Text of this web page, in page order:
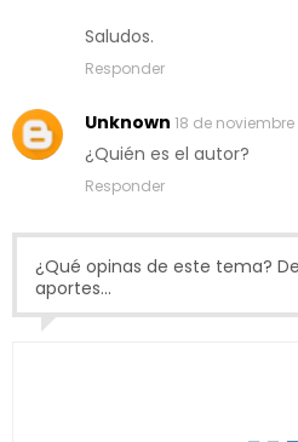
Saludos.
Responder
Unknown 18 de noviembre
¿Quién es el autor?
Responder
¿Qué opinas de este tema?
aportes...